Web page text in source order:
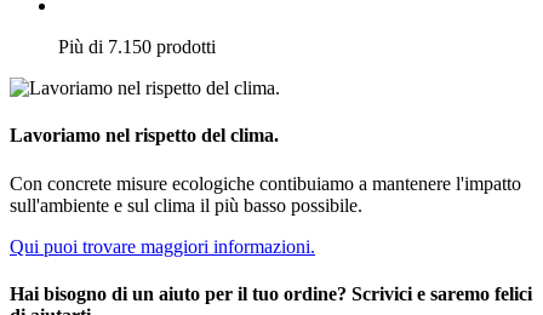
Più di 7.150 prodotti
Lavoriamo nel rispetto del clima.
Con concrete misure ecologiche contibuiamo a mantenere l'impatto
sull'ambiente e sul clima il più basso possibile.
Qui puoi trovare maggiori informazioni.
Hai bisogno di un aiuto per il tuo ordine? Scrivici e saremo felici